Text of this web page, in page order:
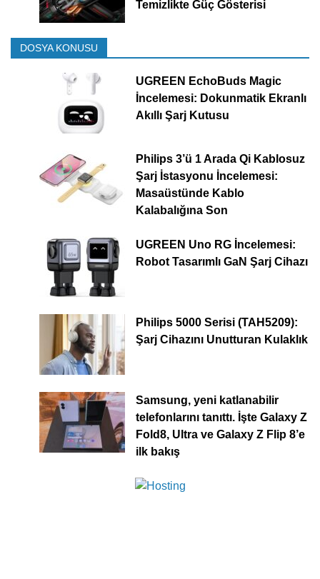
Temizlikte Güç Gösterisi
DOSYA KONUSU
UGREEN EchoBuds Magic
İncelemesi: Dokunmatik Ekranlı
Akıllı Şarj Kutusu
Philips 3’ü 1 Arada Qi Kablosuz
Şarj İstasyonu İncelemesi:
Masaüstünde Kablo
Kalabalığına Son
UGREEN Uno RG İncelemesi:
Robot Tasarımlı GaN Şarj Cihazı
Philips 5000 Serisi (TAH5209):
Şarj Cihazını Unutturan Kulaklık
Samsung, yeni katlanabilir
telefonlarını tanıttı. İşte Galaxy Z
Fold8, Ultra ve Galaxy Z Flip 8’e
ilk bakış